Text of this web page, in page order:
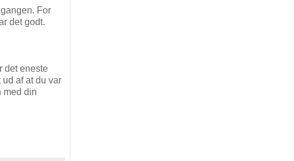
For
det godt.
det eneste
af at du var
med din